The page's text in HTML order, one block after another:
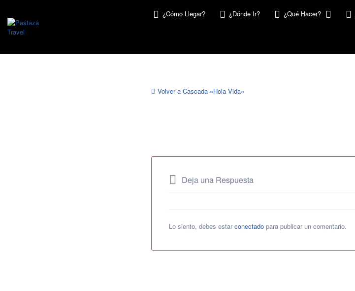
¿Cómo Llegar? ¿Dónde Ir? ¿Qué Hacer?
por:
Volver a Cascada «Hola Vida»
Deja una Respuesta
Lo siento, debes estarconectado para publicar un comentario.